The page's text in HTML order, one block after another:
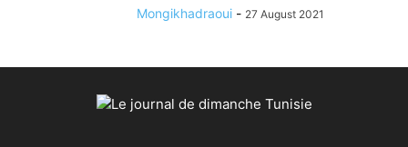
Mongikhadraoui - 27 August 2021